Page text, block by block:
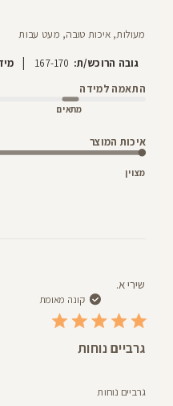
מעולות, איכות טובה, מעט עבות
גובה הרוכש/ת: 167-170
|
התאמה למידה
מתאים
איכות המוצר
מצוין
שירי א.
קונה מאומת
גרביים נוחות
גרביים נוחות